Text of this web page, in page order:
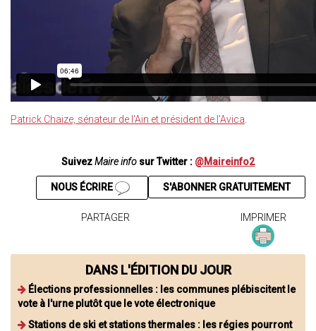
Patrick Chaize, sénateur de l'Ain et président de l'Avica.
SuivezMaire info sur Twitter : @Maireinfo2
S'ABONNER GRATUITEMENT
NOUS ÉCRIRE
PARTAGER IMPRIMER
DANS L'ÉDITION DU JOUR
Élections professionnelles : les communes plébiscitent le
vote à l'urne plutôt que le vote électronique
Stations de ski et stations thermales : les régies pourront